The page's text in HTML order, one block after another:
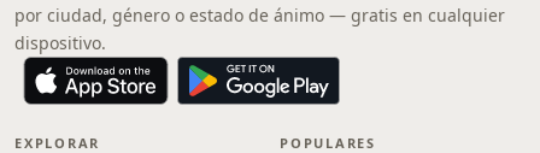
por ciudad, género o estado de ánimo — gratis en cualquier
dispositivo.
EXPLORAR POPULARES